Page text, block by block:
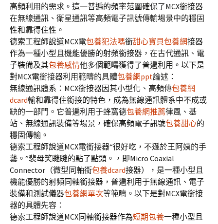
高頻利用的需求。這一普遍的頻率范圍確保了MCX銜接器
在無線通訊、衛星通訊等高頻電子訊號傳輸場景中的穩固
性和靠得住性。
德索工程師說道MCX電包養犯法嗎銜甜心寶貝包養網接器
作為一種小型且機能優勝的射頻銜接器，在古代通訊、電
子裝備及其包養感情他多個範疇獲得了普遍利用。以下是
對MCX電銜接器利用範疇的具體包養網ppt論述：
無線通訊體系：MCX銜接器因其小型化、高頻傳包養網
dcard輸和靠得住銜接的特色，成為無線通訊體系中不成或
缺的一部門。它普遍利用于蜂窩德包養網推薦律風、基
站、無線通訊裝備等場景，確保高頻電子訊號包養甜心的
穩固傳輸。
德索工程師說道MCX電銜接器“很好吃，不遜於王阿姨的手
藝。”裴母笑瞇瞇的點了點頭。，即Micro Coaxial
Connector（微型同軸銜包養dcard接器），是一種小型且
機能優勝的射頻同軸銜接器，普遍利用于無線通訊、電子
裝備和測試儀器包養網單次等範疇。以下是對MCX電銜接
器的具體先容：
德索工程師說道MCX同軸銜接器作為短期包養一種小型且